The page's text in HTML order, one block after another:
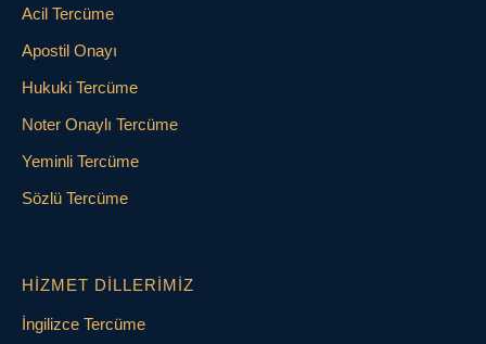
Acil Tercüme
Apostil Onayı
Hukuki Tercüme
Noter Onaylı Tercüme
Yeminli Tercüme
Sözlü Tercüme
HIZMET DILLERIMIZ
İngilizce Tercüme